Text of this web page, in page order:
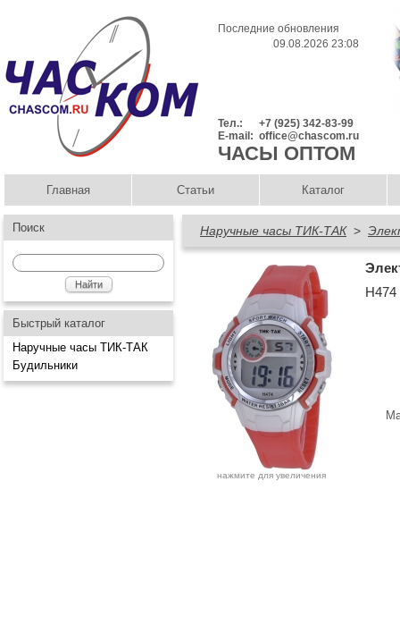
Последние обновления
09.08.2026 23:08
Тел.:
+7 (925) 342-83-99
E-mail: office@chascom.ru
ЧАСЫ ОПТОМ
Главная Статьи Каталог
Поиск
Быстрый каталог
Наручные часы ТИК-ТАК
Будильники
Наручные часы ТИК-ТАК>
нажмите для увеличения
Н474